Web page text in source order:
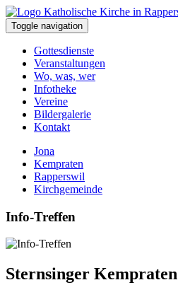
Toggle navigation
Gottesdienste
Veranstaltungen
Wo, was, wer
Infotheke
Vereine
Bildergalerie
Kontakt
Jona
Kempraten
Rapperswil
Kirchgemeinde
Info-Treffen
Sternsinger Kempraten